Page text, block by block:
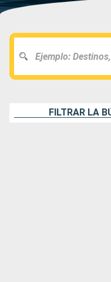
FILTRAR LA